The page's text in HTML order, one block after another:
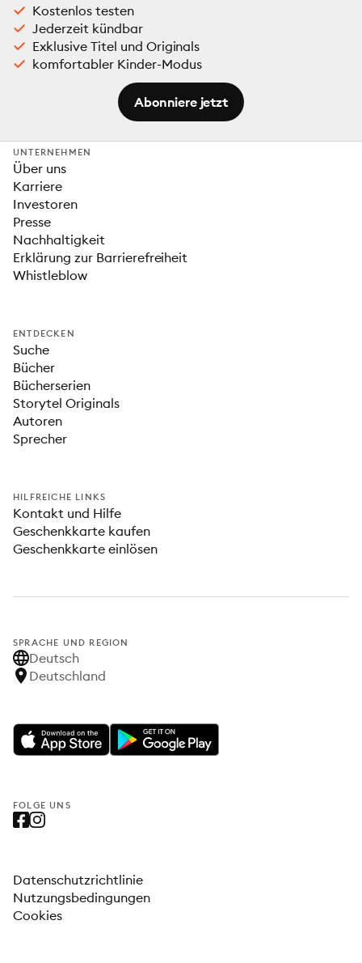
Kostenlos testen
Jederzeit kündbar
Exklusive Titel und Originals
komfortabler Kinder-Modus
Abonniere jetzt
UNTERNEHMEN
Über uns
Karriere
Investoren
Presse
Nachhaltigkeit
Erklärung zur Barrierefreiheit
Whistleblow
ENTDECKEN
Suche
Bücher
Bücherserien
Storytel Originals
Autoren
Sprecher
HILFREICHE LINKS
Kontakt und Hilfe
Geschenkkarte kaufen
Geschenkkarte einlösen
SPRACHE UND REGION
Deutsch
Deutschland
FOLGE UNS
Datenschutzrichtlinie
Nutzungsbedingungen
Cookies